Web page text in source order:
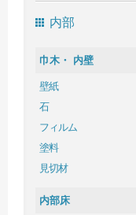
内部
巾木・ 内壁
壁紙
石
フィルム
塗料
見切材
内部床